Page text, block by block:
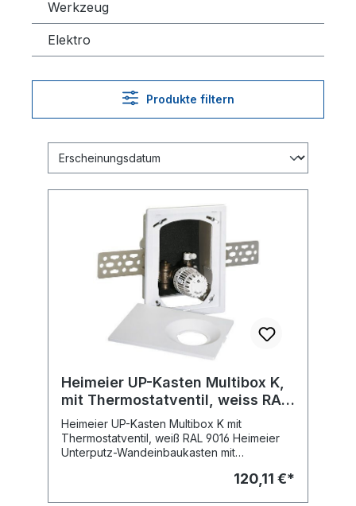
Werkzeug
Elektro
Produkte filtern
Heimeier UP-Kasten Multibox K,
mit Thermostatventil, weiss RAL
9016
Heimeier UP-Kasten Multibox K mit
Thermostatventil, weiß RAL 9016 Heimeier
Unterputz-Wandeinbaukasten mit
Abdeckplatte und Befestigungsschienen.
120,11 €*